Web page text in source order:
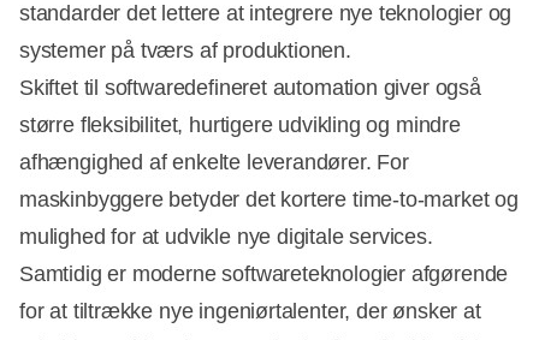
standarder det lettere at integrere nye teknologier og
systemer på tværs af produktionen.
Skiftet til softwaredefineret automation giver også
større fleksibilitet, hurtigere udvikling og mindre
afhængighed af enkelte leverandører. For
maskinbyggere betyder det kortere time-to-market og
mulighed for at udvikle nye digitale services.
Samtidig er moderne softwareteknologier afgørende
for at tiltrække nye ingeniørtalenter, der ønsker at